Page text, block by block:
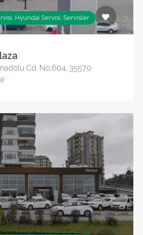
Hyundai Servisi, Servisler
Cd. No:604, 35570